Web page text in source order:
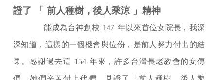
證了
「 前人種樹，後人乘涼 」精神
能成為台神創校 147 年以來首位女院長，我深
深知道，這樣的一個機會與位份，是前人努力付出的結
果。感謝過去這 154 年來，許多台灣長老教會的女傳